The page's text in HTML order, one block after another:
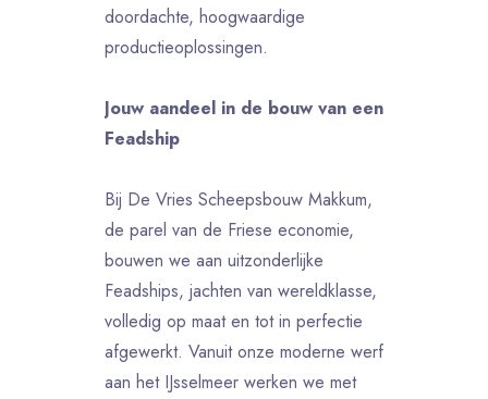
doordachte, hoogwaardige
productieoplossingen.
Jouw aandeel in de bouw van een
Feadship
Bij De Vries Scheepsbouw Makkum,
de parel van de Friese economie,
bouwen we aan uitzonderlijke
Feadships, jachten van wereldklasse,
volledig op maat en tot in perfectie
afgewerkt. Vanuit onze moderne werf
aan het IJsselmeer werken we met